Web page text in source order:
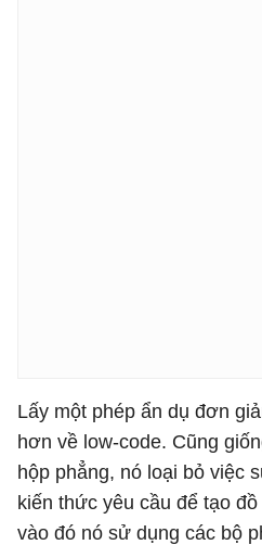
Lấy một phép ẩn dụ đơn
hơn về low-code. Cũng
hộp phẳng, nó loại bỏ việc
kiến thức yêu cầu để tạo
vào đó nó sử dụng các bộ